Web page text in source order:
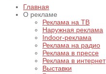
Главная
О рекламе
Реклама на ТВ
Наружная реклама
Indoor-реклама
Реклама на радио
Реклама в прессе
Реклама в интернет
Выставки